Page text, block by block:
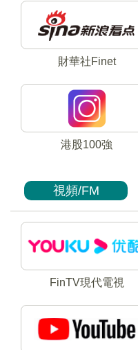
財華社Finet
港股100強
視頻/FM
FinTV現代電視